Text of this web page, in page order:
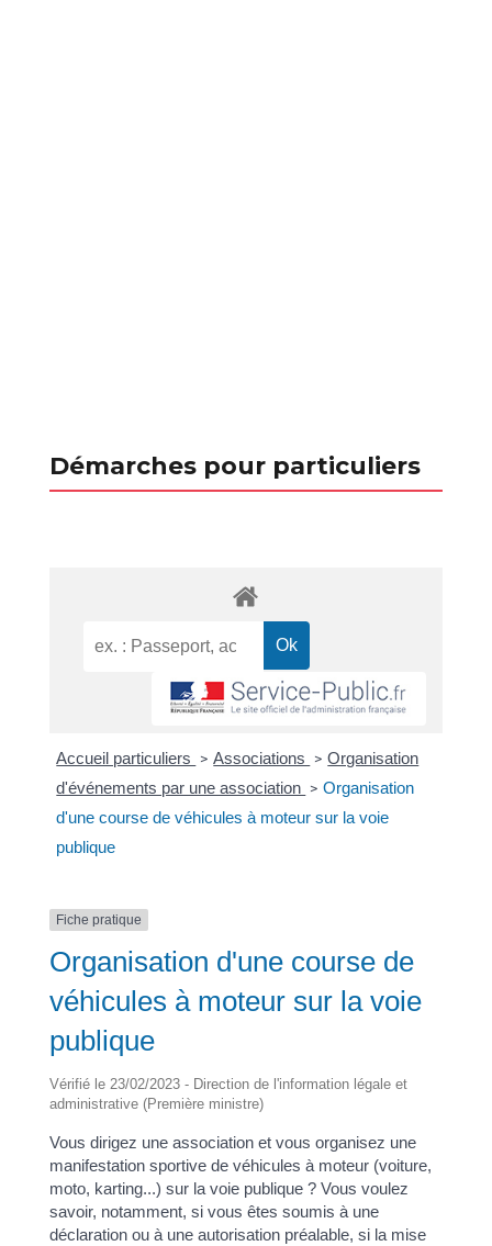
Démarches pour particuliers
Accueil particuliers > Associations > Organisation
d'événements par une association > Organisation
d'une course de véhicules à moteur sur la voie
publique
Fiche pratique
Organisation d'une course de
véhicules à moteur sur la voie
publique
Vérifié le 23/02/2023 - Direction de l'information légale et
administrative (Première ministre)
Vous dirigez une association et vous organisez une
manifestation sportive de véhicules à moteur (voiture,
moto, karting...) sur la voie publique ? Vous voulez
savoir, notamment, si vous êtes soumis à une
déclaration ou à une autorisation préalable, si la mise